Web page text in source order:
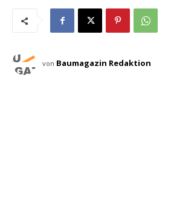
von Baumagazin Redaktion